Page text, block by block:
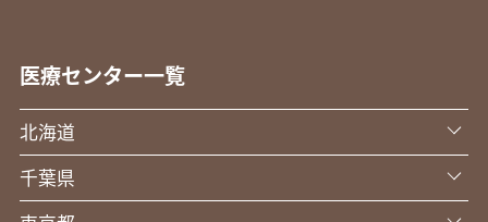
医療センター一覧
北海道
千葉県